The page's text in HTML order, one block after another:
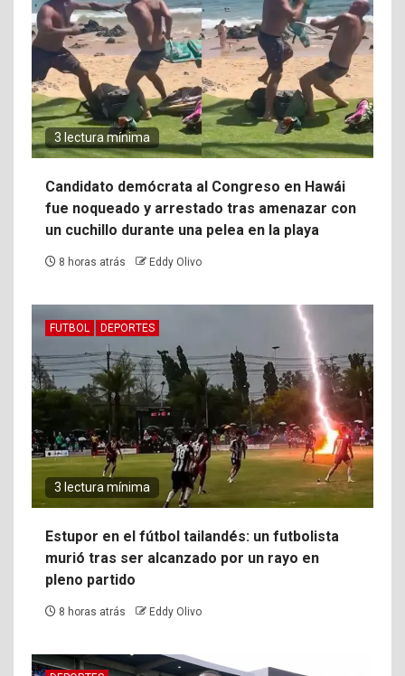
3 lectura mínima
Candidato demócrata al Congreso en Hawái
fue noqueado y arrestado tras amenazar con
un cuchillo durante una pelea en la playa
8 horas atrás Eddy Olivo
FUTBOL DEPORTES
3 lectura mínima
Estupor en el fútbol tailandés: un futbolista
murió tras ser alcanzado por un rayo en
pleno partido
8 horas atrás Eddy Olivo